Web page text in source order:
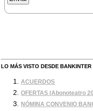
LO MÁS VISTO DESDE BANKINTER
ACUERDOS
OFERTAS (Abonoteatro
NÓMINA CONVENIO